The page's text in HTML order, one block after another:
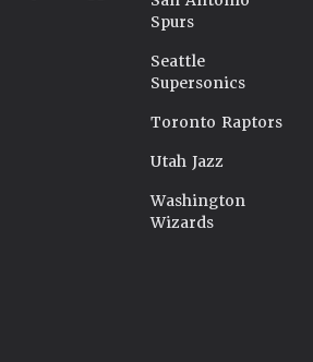
Spurs
Seattle
Supersonics
Toronto Raptors
Utah Jazz
Washington
Wizards